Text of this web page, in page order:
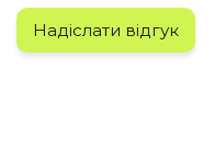
Надіслати відгук